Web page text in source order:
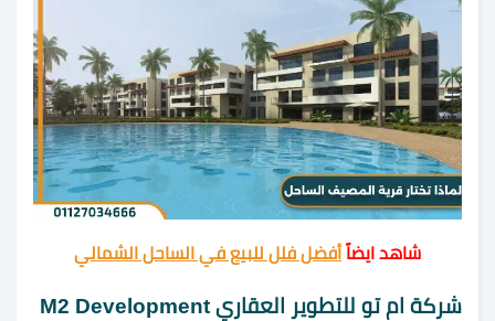
شاهد ايضاًأفضل فلل للبيع في الساحل الشمالي
شركة ام تو للتطوير العقاري M2 Development